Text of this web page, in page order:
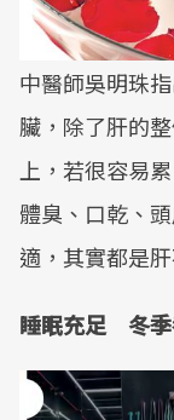
中醫師吳明珠
臟，除了肝的
上，若很容易
體臭、口乾、
適，其實都是
睡眠充足 冬季